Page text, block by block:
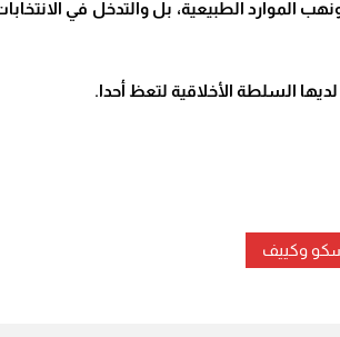
الموارد الطبيعية، بل والتدخل في
السلطة الأخلاقية لتعظ أحدا.
وكييف